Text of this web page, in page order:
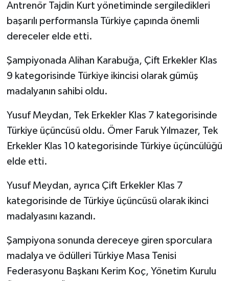
Antrenör Tajdin Kurt yönetiminde sergiledikleri
başarılı performansla Türkiye çapında önemli
dereceler elde etti.
Şampiyonada Alihan Karabuğa, Çift Erkekler Klas
9 kategorisinde Türkiye ikincisi olarak gümüş
madalyanın sahibi oldu.
Yusuf Meydan, Tek Erkekler Klas 7 kategorisinde
Türkiye üçüncüsü oldu. Ömer Faruk Yılmazer, Tek
Erkekler Klas 10 kategorisinde Türkiye üçüncülüğü
elde etti.
Yusuf Meydan, ayrıca Çift Erkekler Klas 7
kategorisinde de Türkiye üçüncüsü olarak ikinci
madalyasını kazandı.
Şampiyona sonunda dereceye giren sporculara
madalya ve ödülleri Türkiye Masa Tenisi
Federasyonu Başkanı Kerim Koç, Yönetim Kurulu